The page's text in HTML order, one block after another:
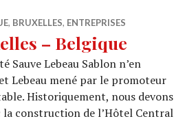
, BRUXELLES, ENTREPRISES
– Belgique
Sauve Lebeau Sablon n’en
Lebeau mené par le promoteur
Historiquement, nous devons
la construction de l’Hôtel Central